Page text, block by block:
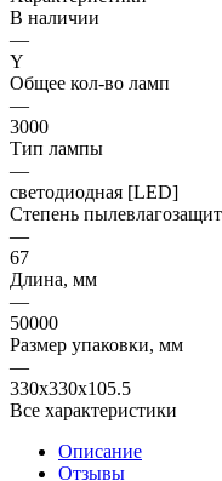
В наличии
—
Y
Общее кол-во ламп
—
3000
Тип лампы
—
светодиодная [LED]
Степень
—
67
Длина, мм
—
50000
Размер упаковки, мм
—
330x330x105.5
Все характеристики
Описание
Отзывы